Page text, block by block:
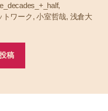
,
トワーク,小室哲哉, 浅倉大
稿